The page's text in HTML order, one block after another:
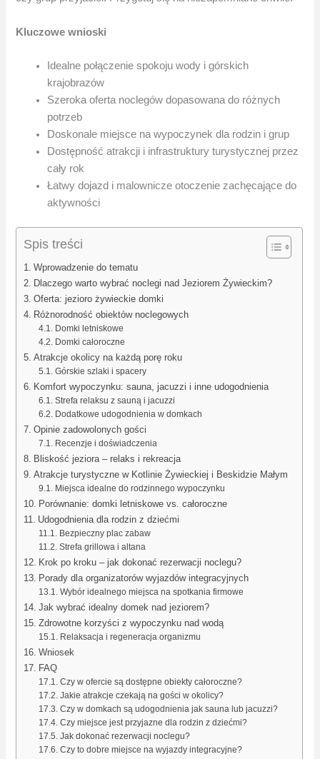
Kluczowe wnioski
Idealne połączenie spokoju wody i górskich
krajobrazów
Szeroka oferta noclegów dopasowana do różnych
potrzeb
Doskonale miejsce na wypoczynek dla rodzin i grup
Dostępność atrakcji i infrastruktury turystycznej przez
cały rok
Łatwy dojazd i malownicze otoczenie zachęcające do
aktywności
Spis treści
Wprowadzenie do tematu
Dlaczego warto wybrać noclegi nad Jeziorem Żywieckim?
Oferta: jezioro żywieckie domki
Różnorodność obiektów noclegowych
Domki letniskowe
Domki całoroczne
Atrakcje okolicy na każdą porę roku
Górskie szlaki i spacery
Komfort wypoczynku: sauna, jacuzzi i inne udogodnienia
Strefa relaksu z sauną i jacuzzi
Dodatkowe udogodnienia w domkach
Opinie zadowolonych gości
Recenzje i doświadczenia
Bliskość jeziora – relaks i rekreacja
Atrakcje turystyczne w Kotlinie Żywieckiej i Beskidzie Małym
Miejsca idealne do rodzinnego wypoczynku
Porównanie: domki letniskowe vs. całoroczne
Udogodnienia dla rodzin z dziećmi
Bezpieczny plac zabaw
Strefa grillowa i altana
Krok po kroku – jak dokonać rezerwacji noclegu?
Porady dla organizatorów wyjazdów integracyjnych
Wybór idealnego miejsca na spotkania firmowe
Jak wybrać idealny domek nad jeziorem?
Zdrowotne korzyści z wypoczynku nad wodą
Relaksacja i regeneracja organizmu
Wniosek
FAQ
Czy w ofercie są dostępne obiekty całoroczne?
Jakie atrakcje czekają na gości w okolicy?
Czy w domkach są udogodnienia jak sauna lub jacuzzi?
Czy miejsce jest przyjazne dla rodzin z dziećmi?
Jak dokonać rezerwacji noclegu?
Czy to dobre miejsce na wyjazdy integracyjne?